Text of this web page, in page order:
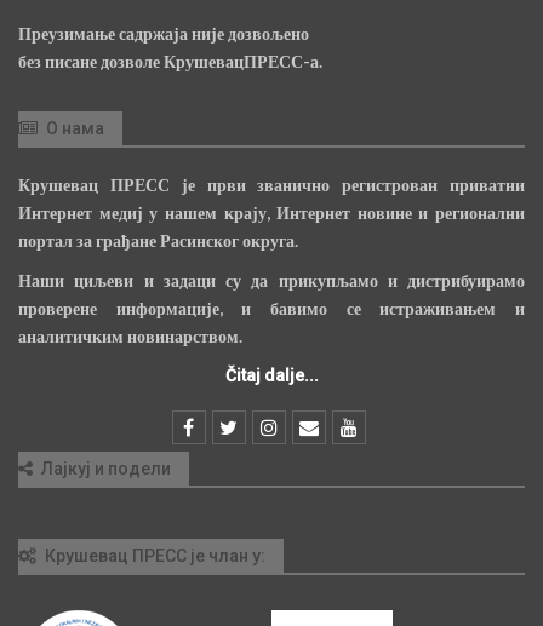
Преузимање садржаја није дозвољено
без писане дозволе КрушевацПРЕСС-а.
О нама
Крушевац ПРЕСС је први званично регистрован приватни
Интернет медиј у нашем крају, Интернет новине и регионални
портал за грађане Расинског округа.
Наши циљеви и задаци су да прикупљамо и дистрибуирамо
проверене информације, и бавимо се истраживањем и
аналитичким новинарством.
Čitaj dalje...
Лајкуј и подели
Крушевац ПРЕСС је члан у: